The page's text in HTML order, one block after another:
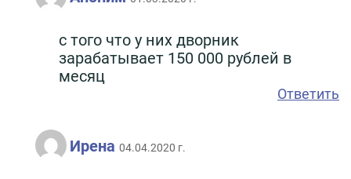
с того что у них дворник
зарабатывает 150 000 рублей в
месяц
Ответить
Ирена 04.04.2020 г.